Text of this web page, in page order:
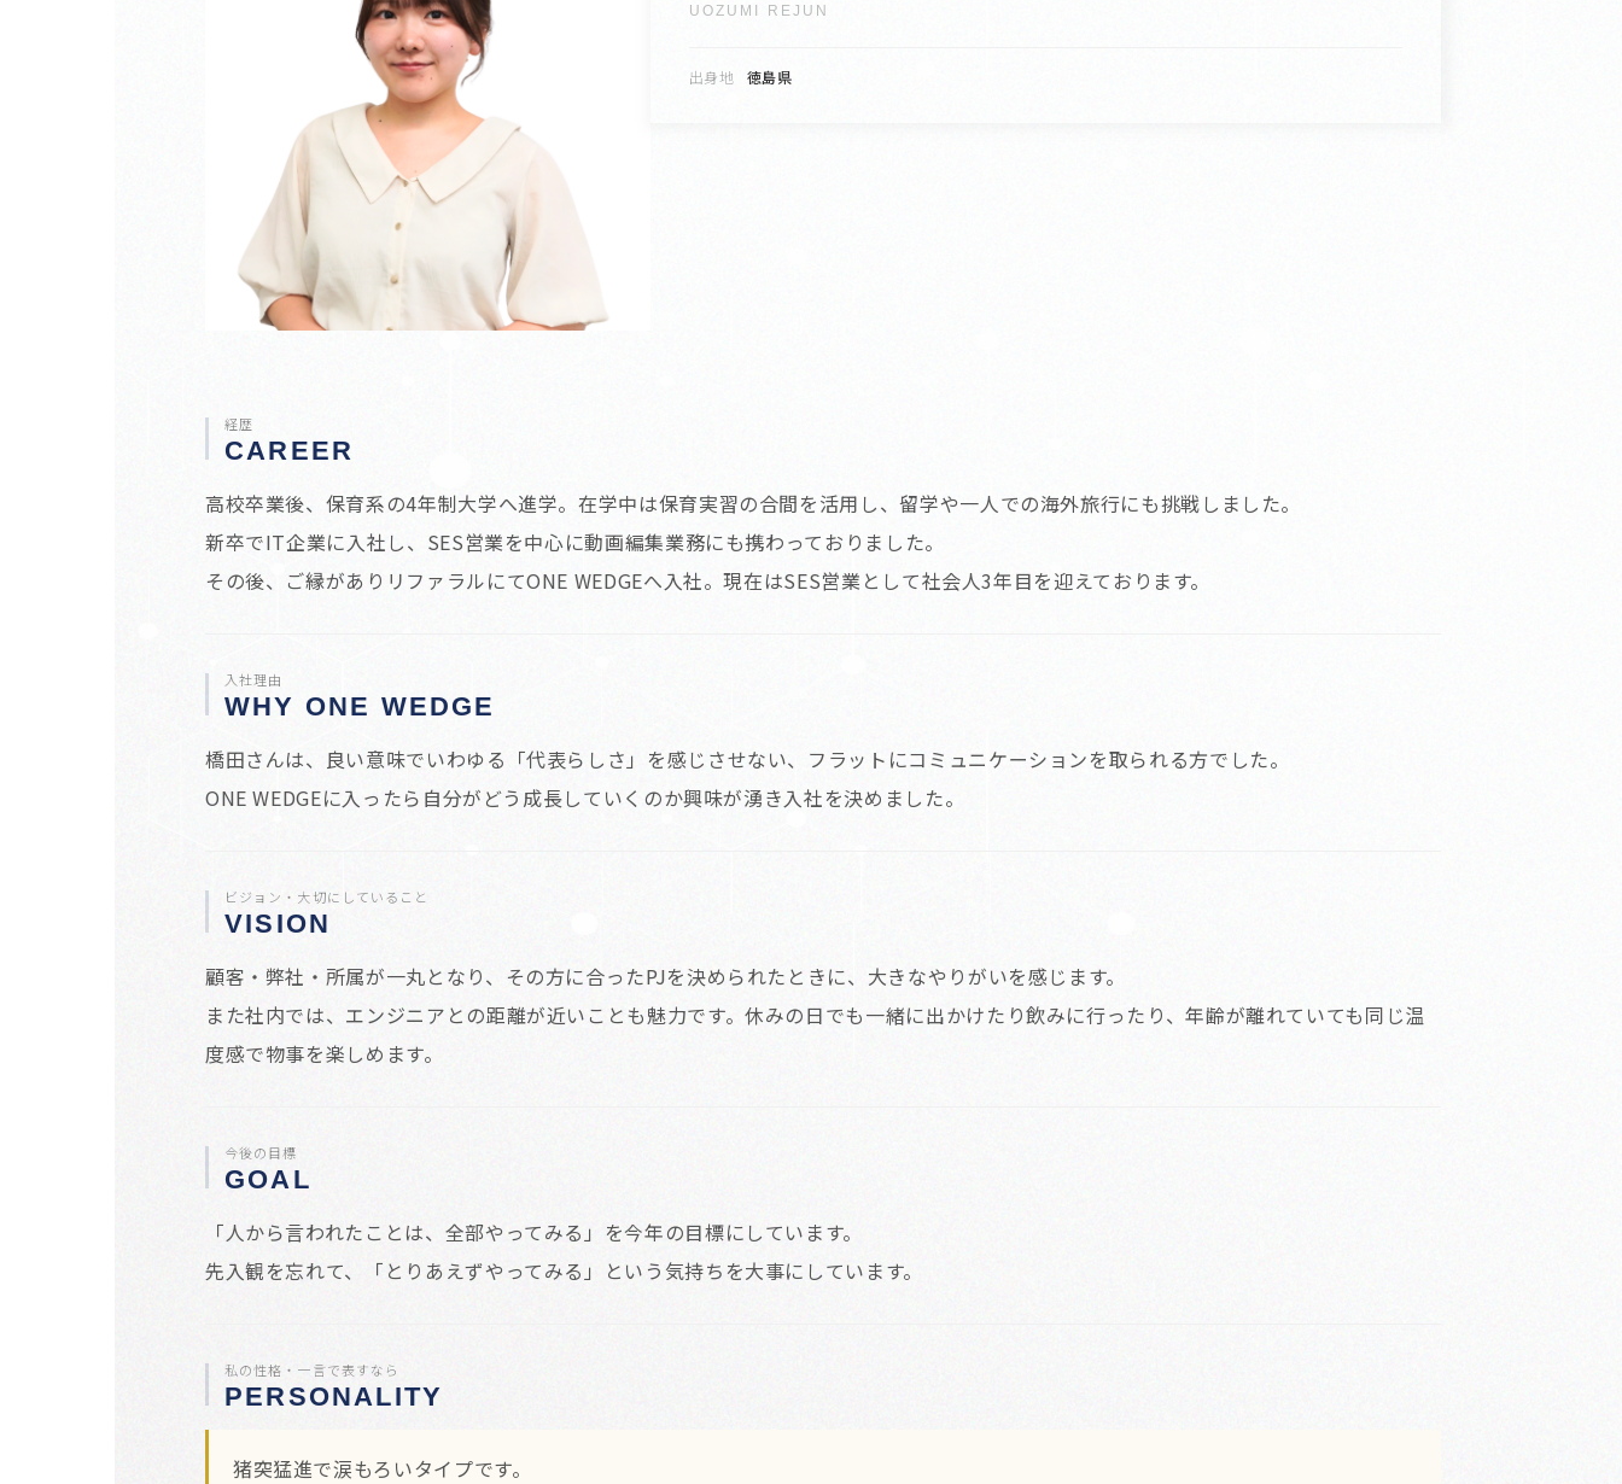
UOZUMI REJUN
出身地 徳島県
経歴
CAREER
高校卒業後、保育系の4年制大学へ進学。在学中は保育実習の合間を活用し、留学や一人での海外旅行にも挑戦しました。
新卒でIT企業に入社し、SES営業を中心に動画編集業務にも携わっておりました。
その後、ご縁がありリファラルにてONE WEDGEへ入社。現在はSES営業として社会人3年目を迎えております。
入社理由
WHY ONE WEDGE
橋田さんは、良い意味でいわゆる「代表らしさ」を感じさせない、フラットにコミュニケーションを取られる方でした。
ONE WEDGEに入ったら自分がどう成長していくのか興味が湧き入社を決めました。
ビジョン・大切にしていること
VISION
顧客・弊社・所属が一丸となり、その方に合ったPJを決められたときに、大きなやりがいを感じます。
また社内では、エンジニアとの距離が近いことも魅力です。休みの日でも一緒に出かけたり飲みに行ったり、年齢が離れていても同じ温
度感で物事を楽しめます。
今後の目標
GOAL
「人から言われたことは、全部やってみる」を今年の目標にしています。
先入観を忘れて、「とりあえずやってみる」という気持ちを大事にしています。
私の性格・一言で表すなら
PERSONALITY
猪突猛進で涙もろいタイプです。